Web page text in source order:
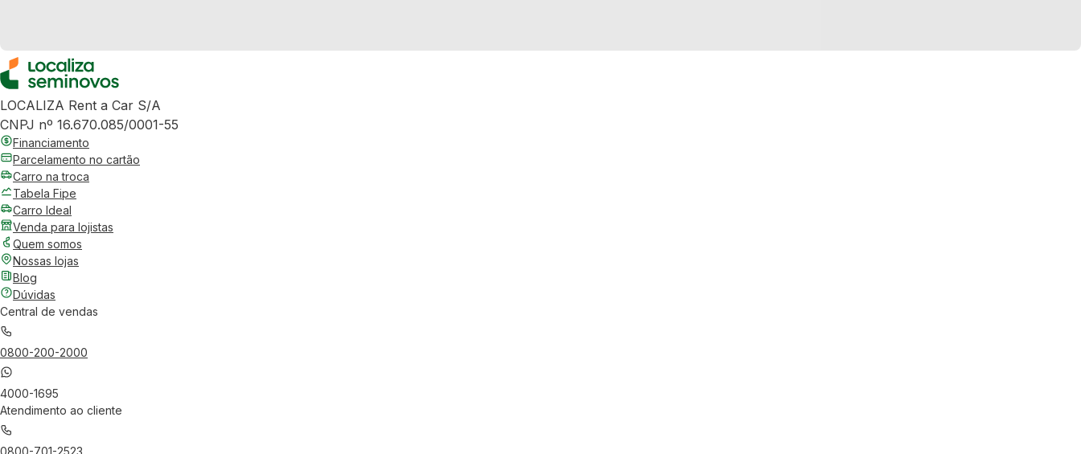
LOCALIZA Rent a Car S/A
CNPJ nº 16.670.085/0001-55
Financiamento
Parcelamento no cartão
Carro na troca
Tabela Fipe
Carro Ideal
Venda para lojistas
Quem somos
Nossas lojas
Blog
Dúvidas
Central de vendas
0800-200-2000
4000-1695
Atendimento ao cliente
0800-701-2523